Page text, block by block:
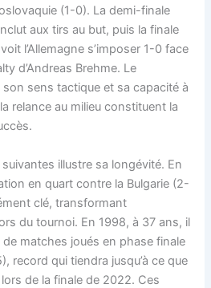
(1-0). La demi-finale
aux tirs au but, puis la finale
l’Allemagne s’imposer 1-0 face
d’Andreas Brehme. Le
sens tactique et sa capacité à
relance au milieu constituent la
illustre sa longévité. En
en quart contre la Bulgarie (2-
clé, transformant
du tournoi. En 1998, à 37 ans, il
matches joués en phase finale
record qui tiendra jusqu’à ce que
de la finale de 2022. Ces